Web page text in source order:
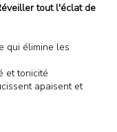
éveiller tout l'éclat de
qui élimine les
et tonicité
apaisent et